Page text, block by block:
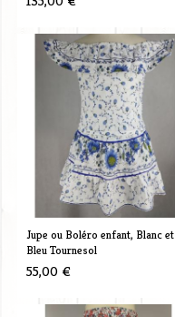
Jupe ou Boléro enfant, Blanc et
Bleu Tournesol
55,00 €